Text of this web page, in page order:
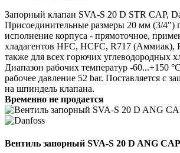
Запорный клапан SVA-S 20 D STR CAP,
Присоединительные размеры 20 мм (3/4")
исполнение корпуса - прямоточное,
хладагентов HFC, HCFC, R717 (Аммиак),
также для всех горючих углеводородных
Диапазон рабочих температур -60...+150
рабочее давление 52 bar. Поставляется с
на шпиндель клапана.
Временно не продается
Вентиль запорный SVA-S 20 D ANG CAP